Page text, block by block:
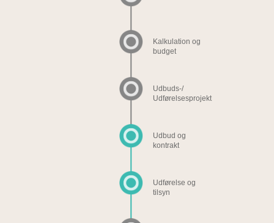
Kalkulation og
budget
Udbuds-/
Udførelsesprojekt
Udbud og
kontrakt
Udførelse og
tilsyn